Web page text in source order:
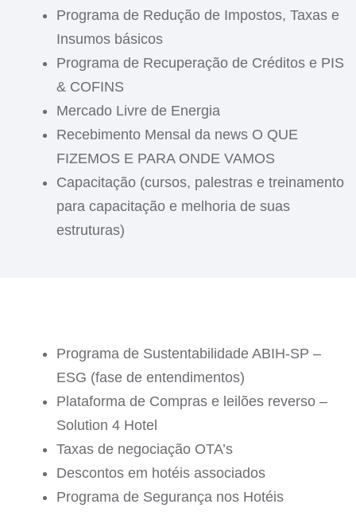
Programa de Redução de Impostos, Taxas e
Insumos básicos
Programa de Recuperação de Créditos e PIS
& COFINS
Mercado Livre de Energia
Recebimento Mensal da news O QUE
FIZEMOS E PARA ONDE VAMOS
Capacitação (cursos, palestras e treinamento
para capacitação e melhoria de suas
estruturas)
Programa de Sustentabilidade ABIH-SP –
ESG (fase de entendimentos)
Plataforma de Compras e leilões reverso –
Solution 4 Hotel
Taxas de negociação OTA’s
Descontos em hotéis associados
Programa de Segurança nos Hotéis